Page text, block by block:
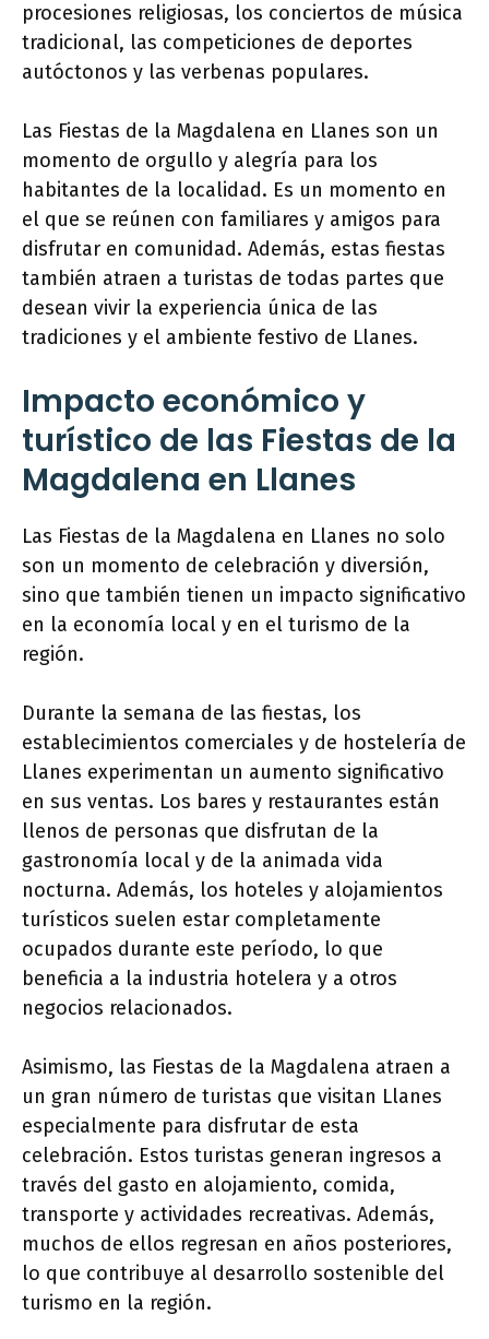
procesiones religiosas, los conciertos de música
tradicional, las competiciones de deportes
autóctonos y las verbenas populares.
Las Fiestas de la Magdalena en Llanes son un
momento de orgullo y alegría para los
habitantes de la localidad. Es un momento en
el que se reúnen con familiares y amigos para
disfrutar en comunidad. Además, estas fiestas
también atraen a turistas de todas partes que
desean vivir la experiencia única de las
tradiciones y el ambiente festivo de Llanes.
Impacto económico y
turístico de las Fiestas de la
Magdalena en Llanes
Las Fiestas de la Magdalena en Llanes no solo
son un momento de celebración y diversión,
sino que también tienen un impacto significativo
en la economía local y en el turismo de la
región.
Durante la semana de las fiestas, los
establecimientos comerciales y de hostelería de
Llanes experimentan un aumento significativo
en sus ventas. Los bares y restaurantes están
llenos de personas que disfrutan de la
gastronomía local y de la animada vida
nocturna. Además, los hoteles y alojamientos
turísticos suelen estar completamente
ocupados durante este período, lo que
beneficia a la industria hotelera y a otros
negocios relacionados.
Asimismo, las Fiestas de la Magdalena atraen a
un gran número de turistas que visitan Llanes
especialmente para disfrutar de esta
celebración. Estos turistas generan ingresos a
través del gasto en alojamiento, comida,
transporte y actividades recreativas. Además,
muchos de ellos regresan en años posteriores,
lo que contribuye al desarrollo sostenible del
turismo en la región.